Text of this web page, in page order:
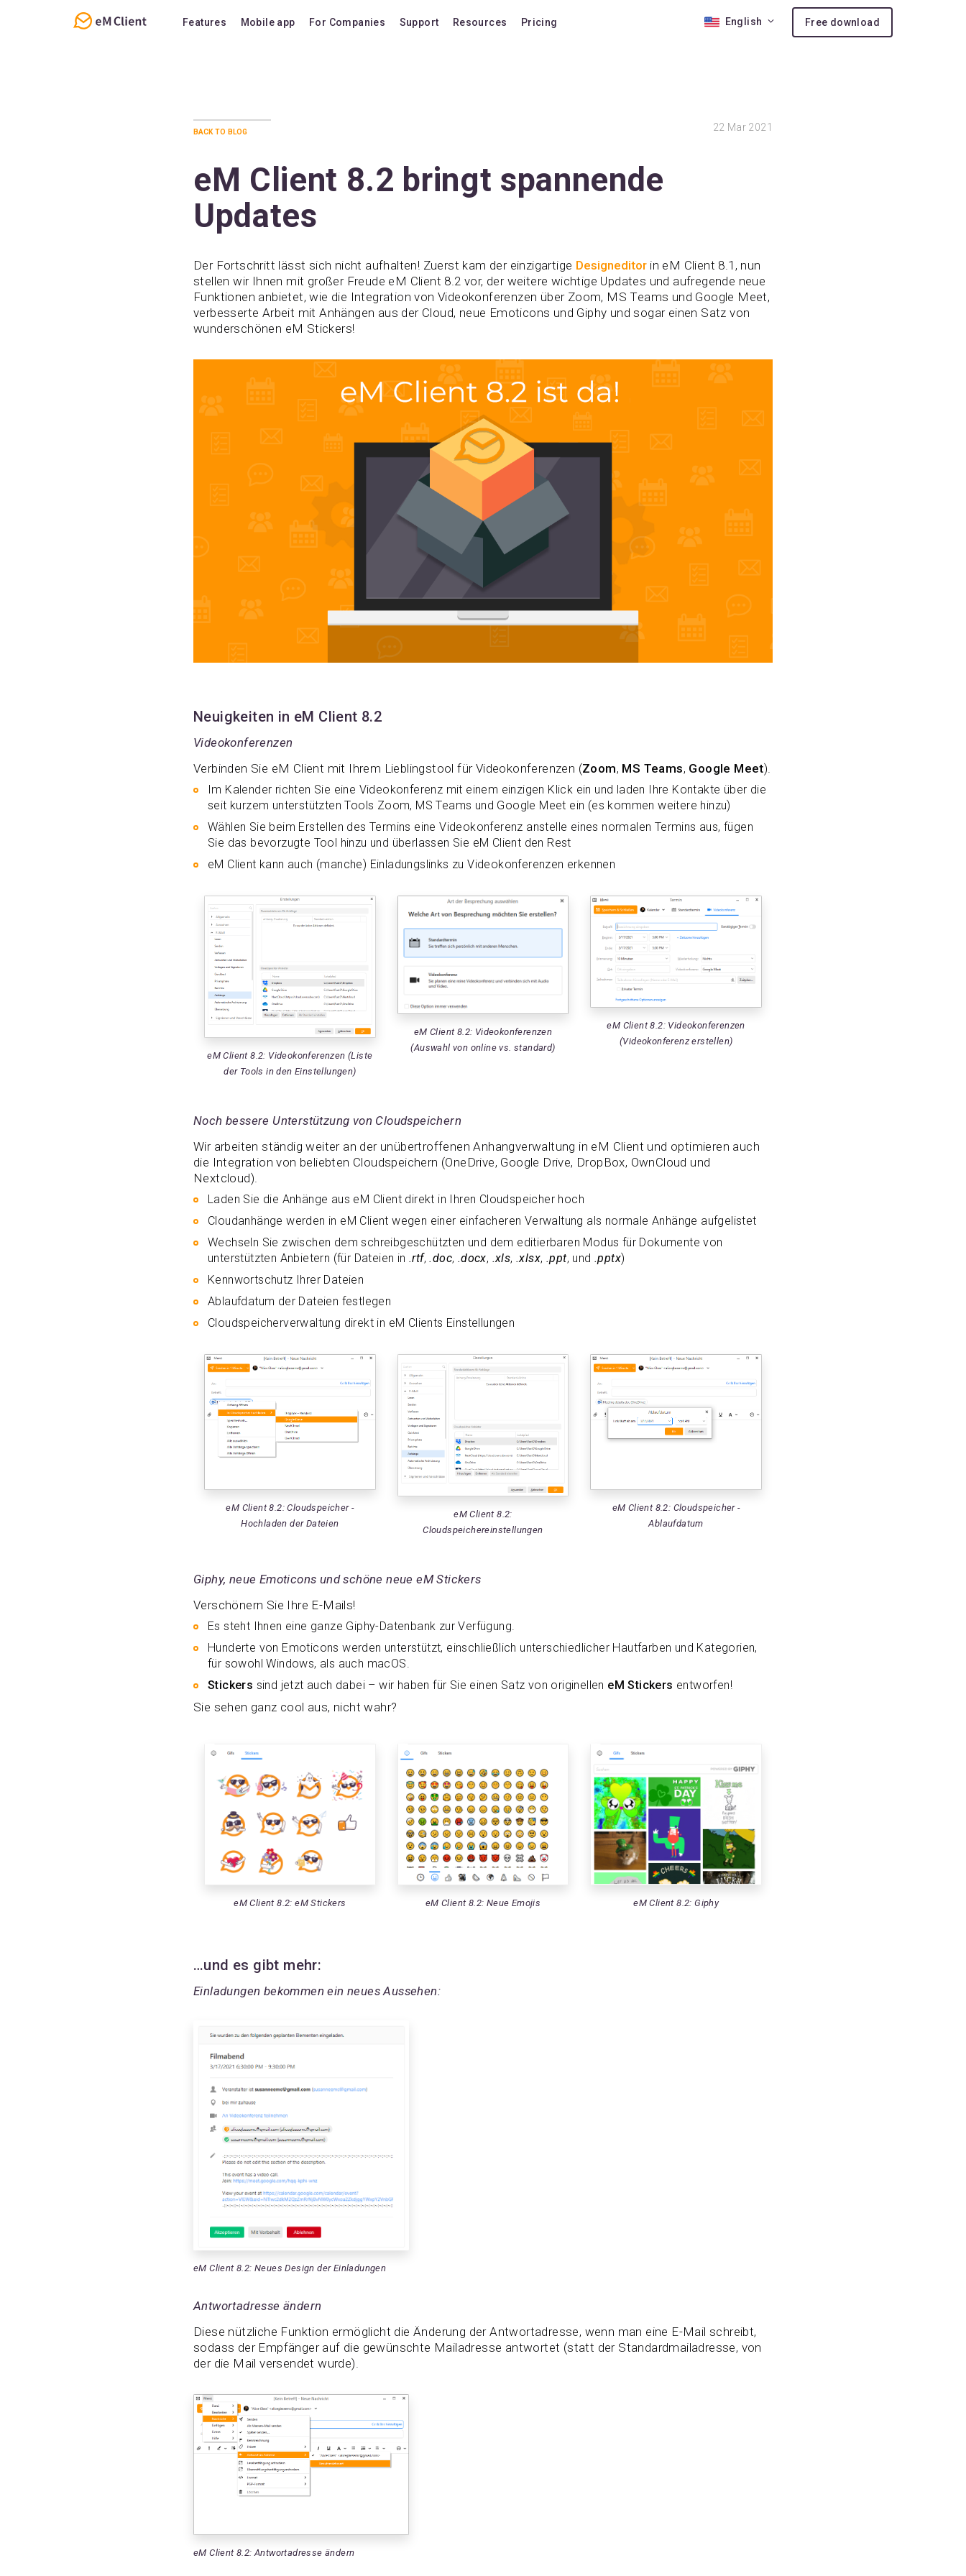
Features
Contacts
Chat
Mobile app For Companies Support Resources
Documentation
Upvote a feature
Release history
Pricing
VIP Support Extension
Buy AI Add-on
English Free download
back to blog 22 Mar 2021
eM Client 8.2 bringt spannende
Updates
Der Fortschritt lässt sich nicht aufhalten! Zuerst kam der einzigartige Designeditorin eM Client 8.1, nun
stellen wir Ihnen mit großer Freude eM Client 8.2 vor, der weitere wichtige Updates und aufregende neue
Funktionen anbietet, wie die Integration von Videokonferenzen über Zoom, MS Teams und Google Meet,
verbesserte Arbeit mit Anhängen aus der Cloud, neue Emoticons und Giphy und sogar einen Satz von
wunderschönen eM Stickers!
Neuigkeiten in eM Client 8.2
Videokonferenzen
Verbinden Sie eM Client mit Ihrem Lieblingstool für Videokonferenzen (Zoom, MS Teams, Google Meet).
Im Kalender richten Sie eine Videokonferenz mit einem einzigen Klick ein und laden Ihre Kontakte über die
seit kurzem unterstützten Tools Zoom, MS Teams und Google Meet ein (es kommen weitere hinzu)
Wählen Sie beim Erstellen des Termins eine Videokonferenz anstelle eines normalen Termins aus, fügen
Sie das bevorzugte Tool hinzu und überlassen Sie eM Client den Rest
eM Client kann auch (manche) Einladungslinks zu Videokonferenzen erkennen
eM Client 8.2: Videokonferenzen (Liste
der Tools in den Einstellungen)
eM Client 8.2: Videokonferenzen
(Auswahl von online vs. standard)
eM Client 8.2: Videokonferenzen
(Videokonferenz erstellen)
Noch bessere Unterstützung von Cloudspeichern
Wir arbeiten ständig weiter an der unübertroffenen Anhangverwaltung in eM Client und optimieren auch
die Integration von beliebten Cloudspeichern (OneDrive, Google Drive, DropBox, OwnCloud und
Nextcloud).
Laden Sie die Anhänge aus eM Client direkt in Ihren Cloudspeicher hoch
Cloudanhänge werden in eM Client wegen einer einfacheren Verwaltung als normale Anhänge aufgelistet
Wechseln Sie zwischen dem schreibgeschützten und dem editierbaren Modus für Dokumente von
unterstützten Anbietern (für Dateien in .rtf,.doc, .docx, .xls,.xlsx, .ppt, und .pptx)
Kennwortschutz Ihrer Dateien
Ablaufdatum der Dateien festlegen
Cloudspeicherverwaltung direkt in eM Clients Einstellungen
eM Client 8.2: Cloudspeicher -
Hochladen der Dateien
eM Client 8.2:
Cloudspeichereinstellungen
eM Client 8.2: Cloudspeicher -
Ablaufdatum
Giphy, neue Emoticons und schöne neue eM Stickers
Verschönern Sie Ihre E-Mails!
Es steht Ihnen eine ganze Giphy-Datenbank zur Verfügung.
Hunderte von Emoticons werden unterstützt, einschließlich unterschiedlicher Hautfarben und Kategorien,
für sowohl Windows, als auch macOS.
Stickers sind jetzt auch dabei – wir haben für Sie einen Satz von originellen eM Stickers entworfen!
Sie sehen ganz cool aus, nicht wahr?
eM Client 8.2: eM Stickers eM Client 8.2: Neue Emojis eM Client 8.2: Giphy
…und es gibt mehr:
Einladungen bekommen ein neues Aussehen:
eM Client 8.2: Neues Design der Einladungen
Antwortadresse ändern
Diese nützliche Funktion ermöglicht die Änderung der Antwortadresse, wenn man eine E-Mail schreibt,
sodass der Empfänger auf die gewünschte Mailadresse antwortet (statt der Standardmailadresse, von
der die Mail versendet wurde).
eM Client 8.2: Antwortadresse ändern